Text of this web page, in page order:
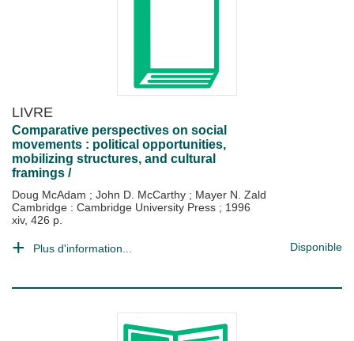
LIVRE
Comparative perspectives on social
movements : political opportunities,
mobilizing structures, and cultural
framings /
Doug McAdam ; John D. McCarthy ; Mayer N. Zald
Cambridge : Cambridge University Press ; 1996
xiv, 426 p.
Plus d'information... Disponible